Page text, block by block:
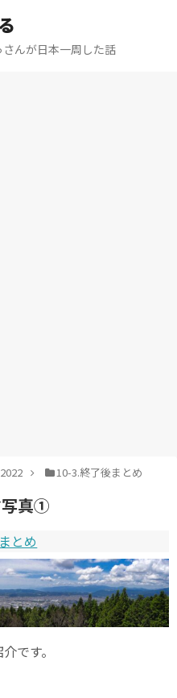
んが日本一周した話
10-3.終了後まとめ
写真①
とめ
です。